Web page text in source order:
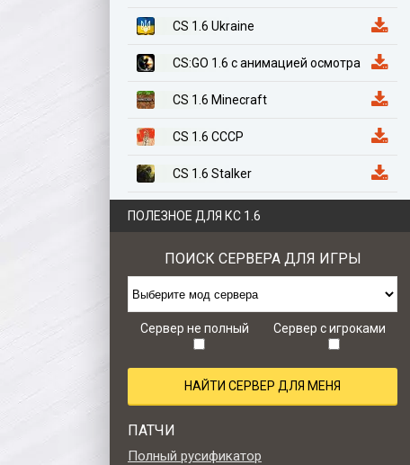
CS 1.6 Ukraine
CS:GO 1.6 с анимацией осмотра
CS 1.6 Minecraft
CS 1.6 СССР
CS 1.6 Stalker
CS 1.6 Казахстан
CS 1.6 Retro edition
ПОЛЕЗНОЕ ДЛЯ КС 1.6
ПОИСК СЕРВЕРА ДЛЯ ИГРЫ
Сервер не полный Сервер с игроками
НАЙТИ СЕРВЕР ДЛЯ МЕНЯ
ПАТЧИ
Полный русификатор